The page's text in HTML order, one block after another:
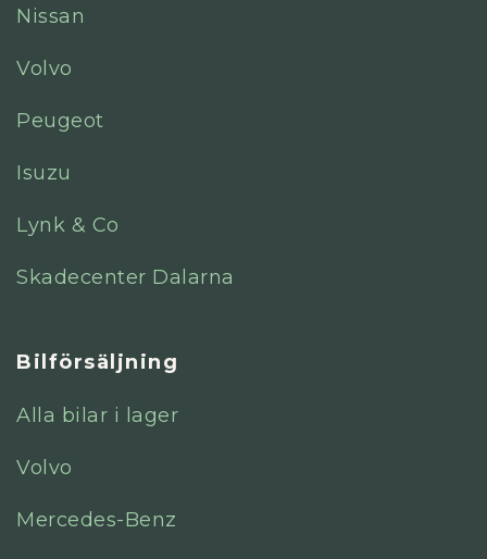
Nissan
Volvo
Peugeot
Isuzu
Lynk & Co
Skadecenter Dalarna
Bilförsäljning
Alla bilar i lager
Volvo
Mercedes-Benz